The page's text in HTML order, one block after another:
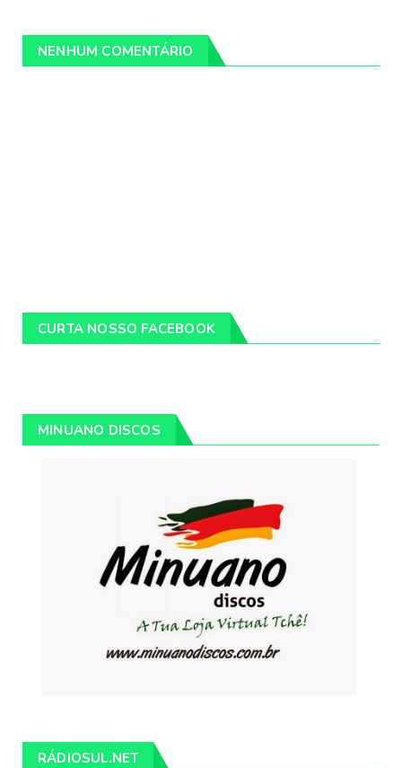
NENHUM COMENTÁRIO
CURTA NOSSO FACEBOOK
MINUANO DISCOS
RÁDIOSUL.NET